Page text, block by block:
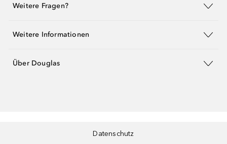
Weitere Fragen?
Weitere Informationen
Über Douglas
Datenschutz